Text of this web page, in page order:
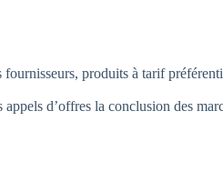
fournisseurs, produits à tarif
d’offres la conclusion des